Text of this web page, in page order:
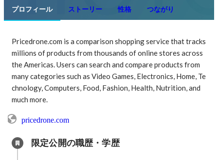
プロフィール ストーリー 性格 つながり
Pricedrone.com is a comparison shopping service that tracks
millions of products from thousands of online stores across
the Americas. Users can search and compare products from
many categories such as Video Games, Electronics, Home, Te
chnology, Computers, Food, Fashion, Health, Nutrition, and
much more.
pricedrone.com
限定公開の職歴・学歴